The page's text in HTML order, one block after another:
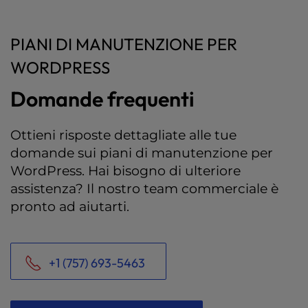
PIANI DI MANUTENZIONE PER
WORDPRESS
Domande frequenti
Ottieni risposte dettagliate alle tue
domande sui piani di manutenzione per
WordPress. Hai bisogno di ulteriore
assistenza? Il nostro team commerciale è
pronto ad aiutarti.
+1 (757) 693-5463